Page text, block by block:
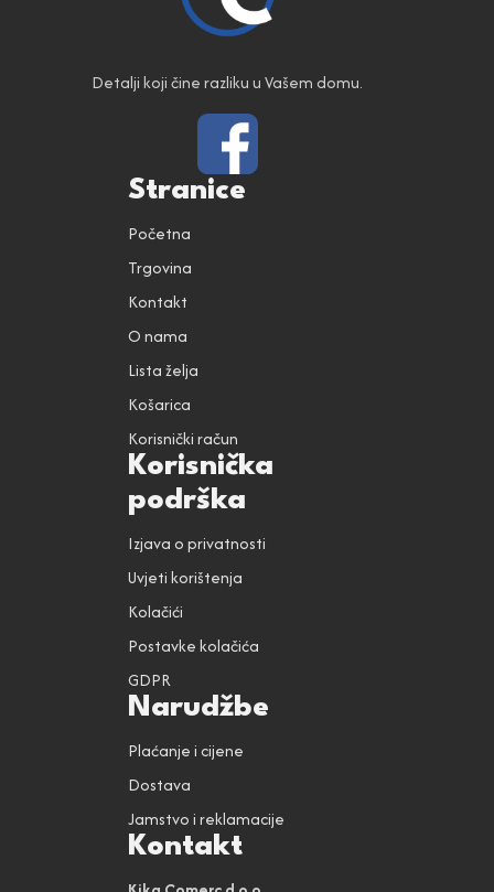
Detalji koji čine razliku u Vašem domu.
Stranice
Početna
Trgovina
Kontakt
O nama
Lista želja
Košarica
Korisnički račun
Korisnička
podrška
Izjava o privatnosti
Uvjeti korištenja
Kolačići
Postavke kolačića
GDPR
Narudžbe
Plaćanje i cijene
Dostava
Jamstvo i reklamacije
Kontakt